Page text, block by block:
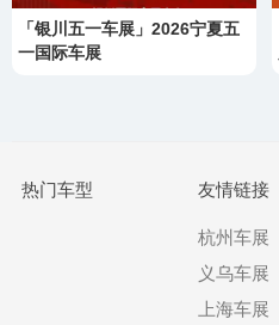
「银川五一车展」2026宁夏五
一国际车展
热门车型 友情链接
杭州车展
义乌车展
上海车展